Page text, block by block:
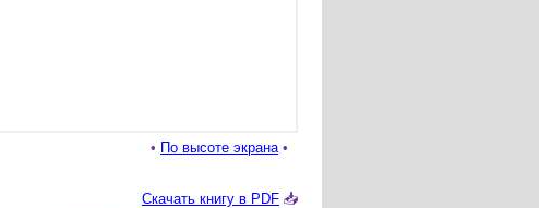
• По высоте экрана•
Скачать книгу в PDF 📥